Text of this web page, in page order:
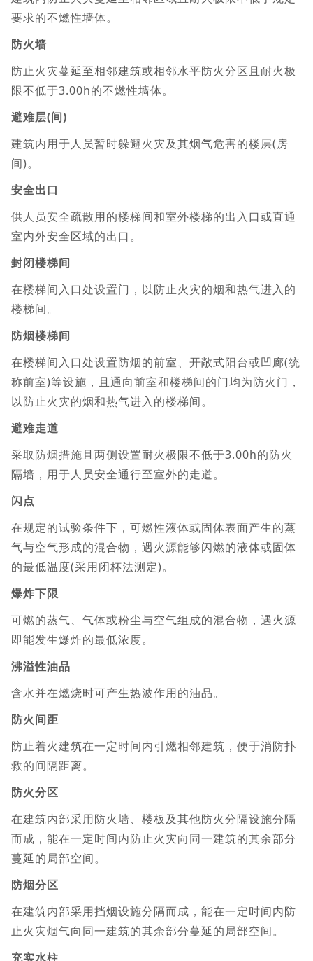
要求的不燃性墙体。
防火墙
防止火灾蔓延至相邻建筑或相邻水平防火分区且耐火极
限不低于3.00h的不燃性墙体。
避难层(间)
建筑内用于人员暂时躲避火灾及其烟气危害的楼层(房
间)。
安全出口
供人员安全疏散用的楼梯间和室外楼梯的出入口或直通
室内外安全区域的出口。
封闭楼梯间
在楼梯间入口处设置门，以防止火灾的烟和热气进入的
楼梯间。
防烟楼梯间
在楼梯间入口处设置防烟的前室、开敞式阳台或凹廊(统
称前室)等设施，且通向前室和楼梯间的门均为防火门，
以防止火灾的烟和热气进入的楼梯间。
避难走道
采取防烟措施且两侧设置耐火极限不低于3.00h的防火
隔墙，用于人员安全通行至室外的走道。
闪点
在规定的试验条件下，可燃性液体或固体表面产生的蒸
气与空气形成的混合物，遇火源能够闪燃的液体或固体
的最低温度(采用闭杯法测定)。
爆炸下限
可燃的蒸气、气体或粉尘与空气组成的混合物，遇火源
即能发生爆炸的最低浓度。
沸溢性油品
含水并在燃烧时可产生热波作用的油品。
防火间距
防止着火建筑在一定时间内引燃相邻建筑，便于消防扑
救的间隔距离。
防火分区
在建筑内部采用防火墙、楼板及其他防火分隔设施分隔
而成，能在一定时间内防止火灾向同一建筑的其余部分
蔓延的局部空间。
防烟分区
在建筑内部采用挡烟设施分隔而成，能在一定时间内防
止火灾烟气向同一建筑的其余部分蔓延的局部空间。
充实水柱